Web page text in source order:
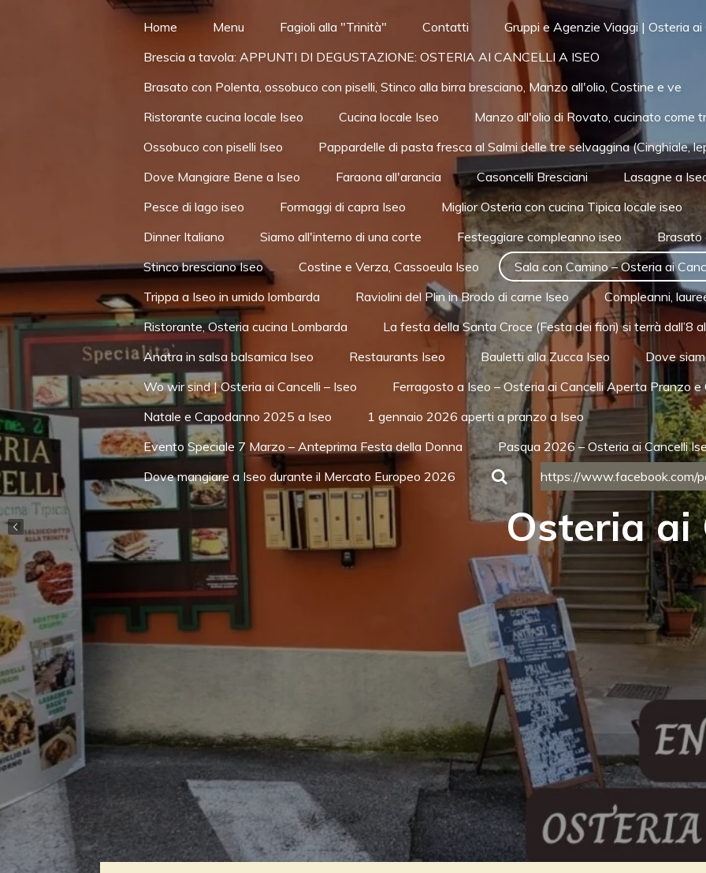
Home Menu Fagioli alla "Trinità" Contatti
Gruppi e Agenzie Viaggi | Osteria ai
Brescia a tavola: APPUNTI DI DEGUSTAZIONE: OSTERIA AI CANCELLI A ISEO
Brasato con Polenta, ossobuco con piselli, Stinco alla birra bresciano, Manzo all'olio, Costine e ve
Ristorante cucina locale Iseo
Cucina locale Iseo
Manzo all'olio di Rovato, cucinato come
Ossobuco con piselli Iseo
Pappardelle di pasta fresca al Salmi delle tre selvaggina (Cinghiale,
Dove Mangiare Bene a Iseo
Faraona all'arancia Casoncelli Bresciani
Lasagne a
Pesce di lago iseo
Formaggi di capra Iseo
Miglior Osteria con cucina Tipica locale iseo
Dinner Italiano
Siamo all'interno di una corte Festeggiare compleanno iseo
Brasato
Stinco bresciano Iseo
Costine e Verza, Cassoeula Iseo
Sala con Camino – Osteria ai
Trippa a Iseo in umido lombarda
Raviolini del Plin in Brodo di carne Iseo
Compleanni,
Ristorante, Osteria cucina Lombarda
La festa della Santa Croce (Festa dei fiori) si terrà dall’8
Anatra in salsa balsamica Iseo
Restaurants Iseo Bauletti alla Zucca Iseo
Dove
Wo wir sind | Osteria ai Cancelli – Iseo
Ferragosto a Iseo – Osteria ai Cancelli Aperta Pranzo e
Natale e Capodanno 2025 a Iseo
1 gennaio 2026 aperti a pranzo a Iseo
Evento Speciale 7 Marzo – Anteprima Festa della Donna
Pasqua 2026 – Osteria ai Cancelli
Dove mangiare a Iseo durante il Mercato Europeo 2026
https://
Osteria ai